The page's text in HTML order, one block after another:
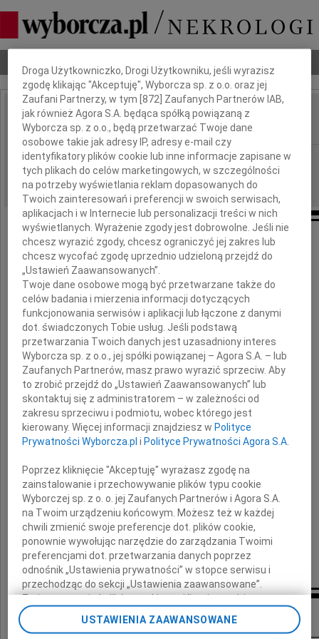
IMIĘ I NAZWISKO: Maciej Zieliński
REGION: Łódź
DATA EMISJI: 13.08.2010
Naszej drogiej Koleżance
dr hab. med.
Marzennie Zielińskiej
i Jej Najbliższym
wyrazy głębokiego współczucia
z powodu śmierci Syna
Macieja
składa
zespół pracowników
Zakładu Elektrokardiologii UM w Łodzi
Inne kondolencje
Dbamy o Twoją prywatność
Droga Użytkowniczko, Drogi Użytkowniku, jeśli wyrazisz
zgodę klikając "Akceptuję", Wyborcza sp. z o.o. oraz jej
Zaufani Partnerzy, w tym [872 ] Zaufanych Partnerów IAB,
jak również Agora S.A. będąca spółką powiązaną z
Wyborcza sp. z o.o., będą przetwarzać Twoje dane
osobowe takie jak adresy IP, adresy e-mail czy
identyfikatory plików cookie lub inne informacje zapisane w
tych plikach do celów marketingowych, w szczególności
na potrzeby wyświetlania reklam dopasowanych do
Twoich zainteresowań i preferencji w swoich serwisach,
aplikacjach i w Internecie lub personalizacji treści w nich
wyświetlanych. Wyrażenie zgody jest dobrowolne. Jeśli nie
chcesz wyrazić zgody, chcesz ograniczyć jej zakres lub
chcesz wycofać zgodę uprzednio udzieloną przejdź do
„Ustawień Zaawansowanych”.
Twoje dane osobowe mogą być przetwarzane także do
celów badania i mierzenia informacji dotyczących
funkcjonowania serwisów i aplikacji lub łączone z danymi
dot. świadczonych Tobie usług. Jeśli podstawą
przetwarzania Twoich danych jest uzasadniony interes
Wyborcza sp. z o.o., jej spółki powiązanej – Agora S.A. – lub
Zaufanych Partnerów, masz prawo wyrazić sprzeciw. Aby
to zrobić przejdź do „Ustawień Zaawansowanych” lub
skontaktuj się z administratorem – w zależności od
zakresu sprzeciwu i podmiotu, wobec którego jest
kierowany. Więcej informacji znajdziesz w Polityce
Prywatności Wyborcza.pl i Polityce Prywatności Agora S.A.
Poprzez kliknięcie "Akceptuję" wyrażasz zgodę na
zainstalowanie i przechowywanie plików typu cookie
Wyborczej sp. z o. o. jej Zaufanych Partnerów i Agora S.A.
na Twoim urządzeniu końcowym. Możesz też w każdej
chwili zmienić swoje preferencje dot. plików cookie,
ponownie wywołując narzędzie do zarządzania Twoimi
preferencjami dot. przetwarzania danych poprzez
odnośnik „Ustawienia prywatności” w stopce serwisu i
przechodząc do sekcji „Ustawienia zaawansowane”.
Zmiana ustawień plików cookie możliwa jest także za
pomocą ustawień przeglądarki.
USTAWIENIA ZAAWANSOWANE